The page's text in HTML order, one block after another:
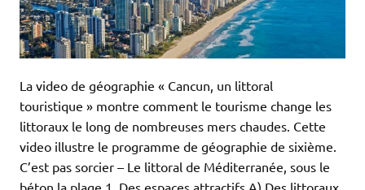
La video de géographie « Cancun, un littoral
touristique » montre comment le tourisme change les
littoraux le long de nombreuses mers chaudes. Cette
video illustre le programme de géographie de sixième.
C’est pas sorcier – Le littoral de Méditerranée, sous le